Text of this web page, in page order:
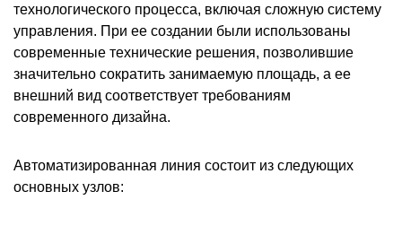
технологического процесса, включая сложную систему
управления. При ее создании были использованы
современные технические решения, позволившие
значительно сократить занимаемую площадь, а ее
внешний вид соответствует требованиям
современного дизайна.
Автоматизированная линия состоит из следующих
основных узлов: